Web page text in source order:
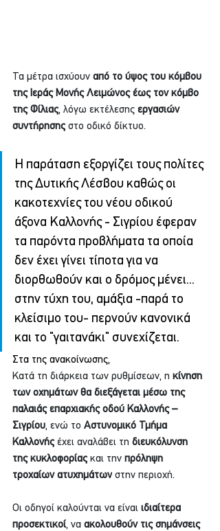
Τα μέτρα ισχύουν από το ύψος του κόμβου
της Ιεράς Μονής Λειμώνος έως τον κόμβο
της Φίλιας, λόγω εκτέλεσης εργασιών
συντήρησης στο οδικό δίκτυο.
Η παράταση εξοργίζει τους πολίτες
της Δυτικής Λέσβου καθώς οι
κακοτεχνίες του νέου οδικού
άξονα Καλλονής - Σιγρίου έφεραν
τα παρόντα προβλήματα τα οποία
δεν έχει γίνει τίποτα για να
διορθωθούν και ο δρόμος μένει...
στην τύχη του, αμάξια -παρά το
κλείσιμο του- περνούν κανονικά
και το "γαιτανάκι" συνεχίζεται.
Στα της ανακοίνωσης,
Κατά τη διάρκεια των ρυθμίσεων, η κίνηση
των οχημάτων θα διεξάγεται μέσω της
παλαιάς επαρχιακής οδού Καλλονής –
Σιγρίου, ενώ το Αστυνομικό Τμήμα
Καλλονής έχει αναλάβει τη διευκόλυνση
της κυκλοφορίας και την πρόληψη
τροχαίων ατυχημάτων στην περιοχή.
Οι οδηγοί καλούνται να είναι ιδιαίτερα
προσεκτικοί, να ακολουθούν τις σημάνσεις